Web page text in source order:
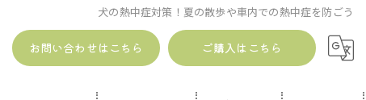
犬の熱中症対策！夏の散歩や車内での熱中症を防ごう
お問い合わせはこちら ご購入はこちら